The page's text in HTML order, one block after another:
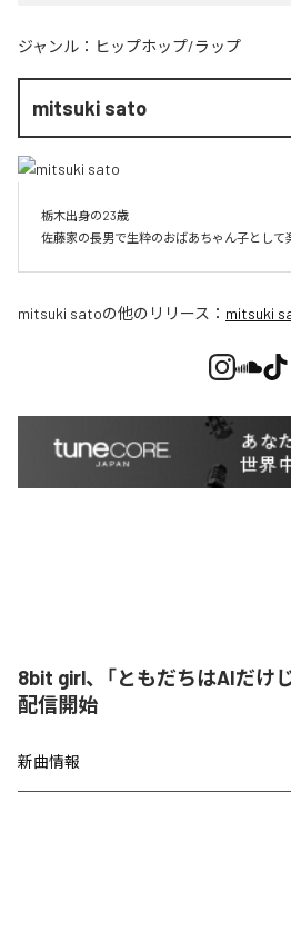
ジャンル： ヒップホップ/ラップ
mitsuki sato
栃木出身の23歳
佐藤家の長男で生粋のおばあちゃん子として
mitsuki satoの他のリリース： mitsuki
8bit girl、「ともだちはAIだけ
配信開始
新曲情報